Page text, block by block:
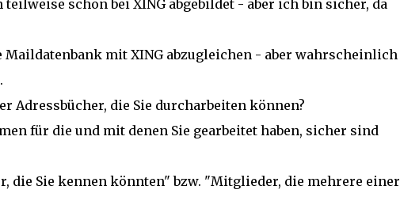
schon bei XING abgebildet - aber ich bin sicher, da
mit XING abzugleichen - aber wahrscheinlich
Adressbücher, die Sie durcharbeiten können?
für die und mit denen Sie gearbeitet haben, sicher sind
die Sie kennen könnten" bzw. "Mitglieder, die mehrere einer